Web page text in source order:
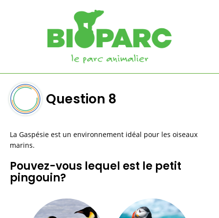
Question 8
La Gaspésie est un environnement idéal pour les oiseaux
marins.
Pouvez-vous lequel est le petit
pingouin?